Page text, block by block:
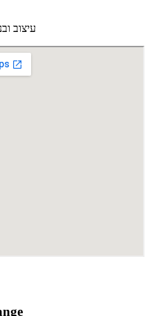
עיצוב